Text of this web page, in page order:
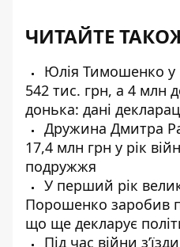
ЧИТАЙТЕ
Юлія Тимошенко у
542 тис. грн, а 4 млн
донька: дані
Дружина Дмитра
17,4 млн грн у рік
подружжя
У перший рік
Порошенко заробив
що ще декларує
Під час війни